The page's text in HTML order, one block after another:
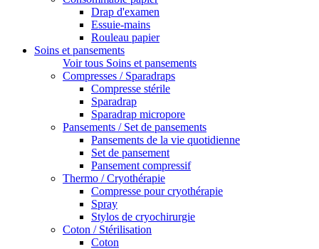
Drap d'examen
Essuie-mains
Rouleau papier
Soins et pansements
Voir tous Soins et pansements
Compresses / Sparadraps
Compresse stérile
Sparadrap
Sparadrap micropore
Pansements / Set de pansements
Pansements de la vie quotidienne
Set de pansement
Pansement compressif
Thermo / Cryothérapie
Compresse pour cryothérapie
Spray
Stylos de cryochirurgie
Coton / Stérilisation
Coton